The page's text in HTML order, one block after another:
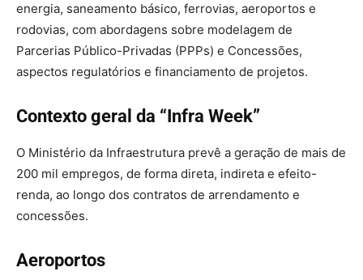
energia, saneamento básico, ferrovias, aeroportos e
rodovias, com abordagens sobre modelagem de
Parcerias Público-Privadas (PPPs) e Concessões,
aspectos regulatórios e financiamento de projetos.
Contexto geral da “Infra Week”
O Ministério da Infraestrutura prevê a geração de mais de
200 mil empregos, de forma direta, indireta e efeito-
renda, ao longo dos contratos de arrendamento e
concessões.
Aeroportos